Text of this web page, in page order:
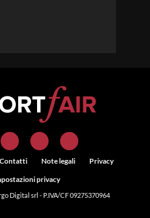
Contatti Note legali
Privacy
privacy
Digital srl - P.IVA/CF 09275370964